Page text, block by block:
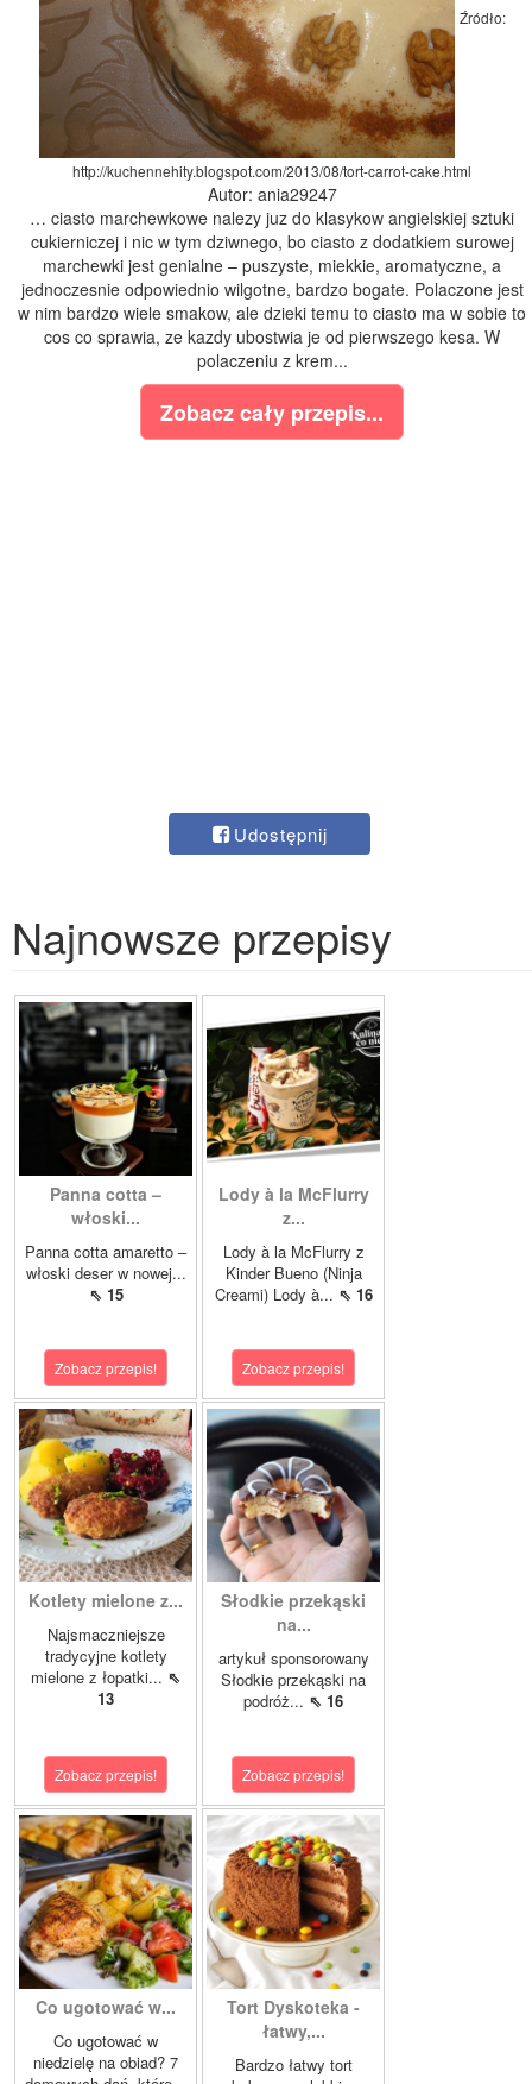
Źródło:
http://kuchennehity.blogspot.com/2013/08/tort-carrot-cake.html
Autor: ania29247
… ciasto marchewkowe nalezy juz do klasykow angielskiej sztuki
cukierniczej i nic w tym dziwnego, bo ciasto z dodatkiem surowej
marchewki jest genialne – puszyste, miekkie, aromatyczne, a
jednoczesnie odpowiednio wilgotne, bardzo bogate. Polaczone jest
w nim bardzo wiele smakow, ale dzieki temu to ciasto ma w sobie to
cos co sprawia, ze kazdy ubostwia je od pierwszego kesa. W
polaczeniu z krem...
Zobacz cały przepis...
Udostępnij
Najnowsze przepisy
Panna cotta –
włoski...
Panna cotta amaretto –
włoski deser w nowej...
⇖ 15
Zobacz przepis!
Lody à la McFlurry
z...
Lody à la McFlurry z
Kinder Bueno (Ninja
Creami) Lody à... ⇖ 16
Zobacz przepis!
Kotlety mielone z...
Najsmaczniejsze
tradycyjne kotlety
mielone z łopatki... ⇖
13
Zobacz przepis!
Słodkie przekąski
na...
artykuł sponsorowany
Słodkie przekąski na
podróż... ⇖ 16
Zobacz przepis!
Co ugotować w...
Co ugotować w
niedzielę na obiad? 7
Tort Dyskoteka -
łatwy,...
Bardzo łatwy tort